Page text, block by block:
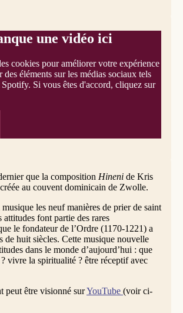
une vidéo ici
cookies pour améliorer votre expérience
des éléments sur les médias sociaux tels
Si vous êtes d'accord, cliquez sur
que la composition Hineni de Kris
au couvent dominicain de Zwolle.
les neuf manières de prier de saint
font partie des rares
le fondateur de l’Ordre (1170-1221) a
de huit siècles. Cette musique nouvelle
dans le monde d’aujourd’hui : que
vivre la spiritualité ? être réceptif avec
peut être visionné surYouTube (voir ci-